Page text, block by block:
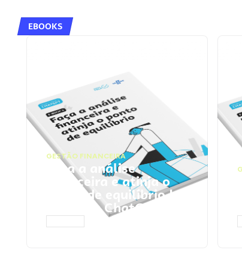
EBOOKS
GESTÃO FINANCEIRA
Faça a análise
financeira e atinja o
ponto de equilíbrio |
Prompts ChatGPT